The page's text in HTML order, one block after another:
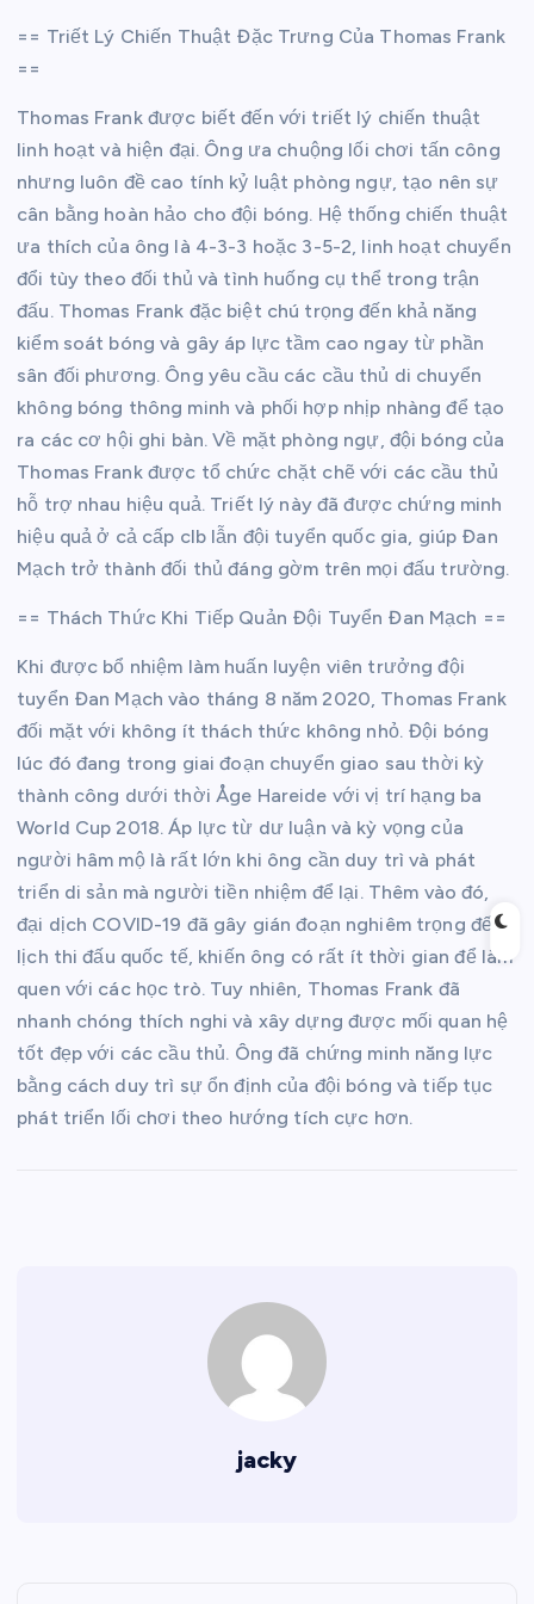
== Triết Lý Chiến Thuật Đặc Trưng Của Thomas Frank
==
Thomas Frank được biết đến với triết lý chiến thuật
linh hoạt và hiện đại. Ông ưa chuộng lối chơi tấn công
nhưng luôn đề cao tính kỷ luật phòng ngự, tạo nên sự
cân bằng hoàn hảo cho đội bóng. Hệ thống chiến thuật
ưa thích của ông là 4-3-3 hoặc 3-5-2, linh hoạt chuyển
đổi tùy theo đối thủ và tình huống cụ thể trong trận
đấu. Thomas Frank đặc biệt chú trọng đến khả năng
kiểm soát bóng và gây áp lực tầm cao ngay từ phần
sân đối phương. Ông yêu cầu các cầu thủ di chuyển
không bóng thông minh và phối hợp nhịp nhàng để tạo
ra các cơ hội ghi bàn. Về mặt phòng ngự, đội bóng của
Thomas Frank được tổ chức chặt chẽ với các cầu thủ
hỗ trợ nhau hiệu quả. Triết lý này đã được chứng minh
hiệu quả ở cả cấp clb lẫn đội tuyển quốc gia, giúp Đan
Mạch trở thành đối thủ đáng gờm trên mọi đấu trường.
== Thách Thức Khi Tiếp Quản Đội Tuyển Đan Mạch ==
Khi được bổ nhiệm làm huấn luyện viên trưởng đội
tuyển Đan Mạch vào tháng 8 năm 2020, Thomas Frank
đối mặt với không ít thách thức không nhỏ. Đội bóng
lúc đó đang trong giai đoạn chuyển giao sau thời kỳ
thành công dưới thời Åge Hareide với vị trí hạng ba
World Cup 2018. Áp lực từ dư luận và kỳ vọng của
người hâm mộ là rất lớn khi ông cần duy trì và phát
triển di sản mà người tiền nhiệm để lại. Thêm vào đó,
đại dịch COVID-19 đã gây gián đoạn nghiêm trọng đến
lịch thi đấu quốc tế, khiến ông có rất ít thời gian để làm
quen với các học trò. Tuy nhiên, Thomas Frank đã
nhanh chóng thích nghi và xây dựng được mối quan hệ
tốt đẹp với các cầu thủ. Ông đã chứng minh năng lực
bằng cách duy trì sự ổn định của đội bóng và tiếp tục
phát triển lối chơi theo hướng tích cực hơn.
jacky